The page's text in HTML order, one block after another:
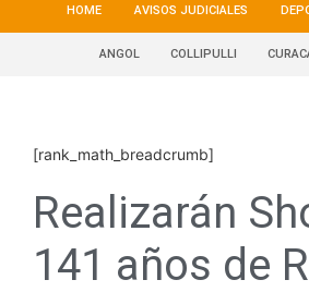
HOME AVISOS JUDICIALES
ANGOL COLLIPULLI
[rank_math_breadcrumb]
Realizarán
141 años de